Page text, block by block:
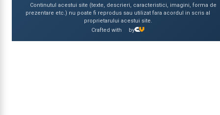
Continutul acestui site (texte, descrieri, caracteristici, imagini, forma de
prezentare etc.) nu poate fi reprodus sau utilizat fara acordul in scris al
proprietarului acestui site.
Crafted with
by